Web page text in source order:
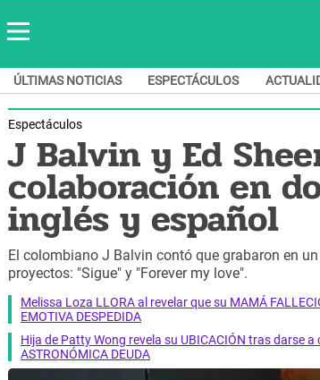
ÚLTIMAS NOTICIAS ESPECTÁCULOS
Espectáculos
J Balvin y Ed
colaboración en
inglés y español
El colombiano J Balvin contó que grabaron en
proyectos: "Sigue" y "Forever my love".
Melissa Loza LLORA al revelar que su MAMÁ
EMOTIVA DESPEDIDA
Hija de Patty Wong revela su UBICACIÓN tras darse
ASTRONÓMICA DEUDA